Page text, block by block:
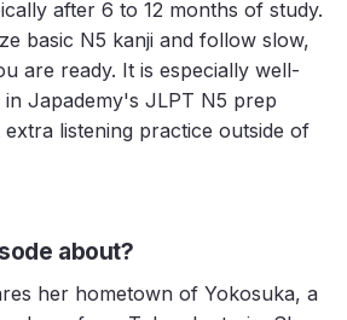
after 6 to 12 months of study.
basic N5 kanji and follow slow,
are ready. It is especially well-
Japademy's JLPT N5 prep
listening practice outside of
about?
her hometown of Yokosuka, a